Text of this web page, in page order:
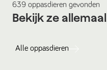
639 oppasdieren gevonden
Bekijk ze allemaal
Alle oppasdieren